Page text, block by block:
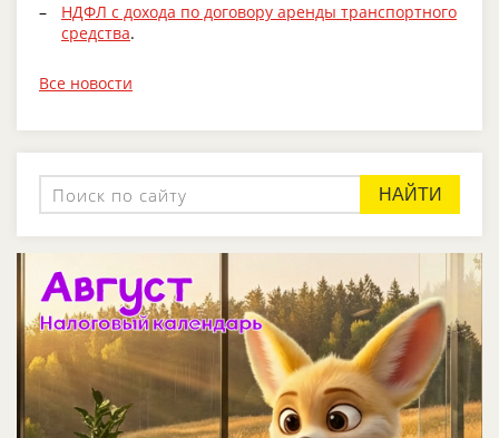
НДФЛ с дохода по договору аренды транспортного
средства.
Все новости
НАЙТИ